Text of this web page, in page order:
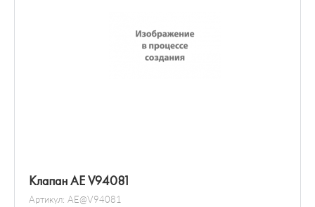
Клапан AE V94081
Артикул: AE@V94081